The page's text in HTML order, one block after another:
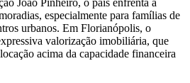
João Pinheiro, o país enfrenta a
especialmente para famílias de
urbanos. Em Florianópolis, o
valorização imobiliária, que
acima da capacidade financeira